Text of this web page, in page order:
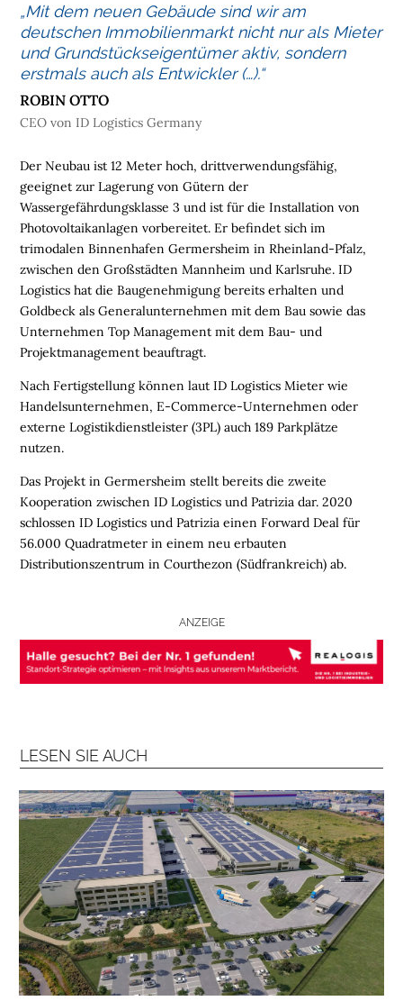
S
T
I
K
I
M
O
B
I
L
I
E
N
L
O
I
S
T
K
R
E
G
I
N
B
C
E
N
F
O
N
D
S
M
E
Der Neubau ist 12 Meter hoch, drittverwendungsfähig,
geeignet zur Lagerung von Gütern der
Wassergefährdungsklasse 3 und ist für die Installation von
Photovoltaikanlagen vorbereitet. Er befindet sich im
trimodalen Binnenhafen Germersheim in Rheinland-Pfalz,
zwischen den Großstädten Mannheim und Karlsruhe. ID
Logistics hat die Baugenehmigung bereits erhalten und
Goldbeck als Generalunternehmen mit dem Bau sowie das
Unternehmen Top Management mit dem Bau- und
Projektmanagement beauftragt.
Nach Fertigstellung können laut ID Logistics Mieter wie
Handelsunternehmen, E-Commerce-Unternehmen oder
externe Logistikdienstleister (3PL) auch 189 Parkplätze
nutzen.
Das Projekt in Germersheim stellt bereits die zweite
Kooperation zwischen ID Logistics und Patrizia dar. 2020
schlossen ID Logistics und Patrizia einen Forward Deal für
56.000 Quadratmeter in einem neu erbauten
Distributionszentrum in Courthezon (Südfrankreich) ab.
„Mit dem neuen Gebäude sind wir am
deutschen Immobilienmarkt nicht nur als Mieter
und Grundstücks­eigentümer aktiv, sondern
erstmals auch als Entwickler (…).“
ROBIN OTTO
CEO von ID Logistics Germany
ANZEIGE
LESEN SIE AUCH